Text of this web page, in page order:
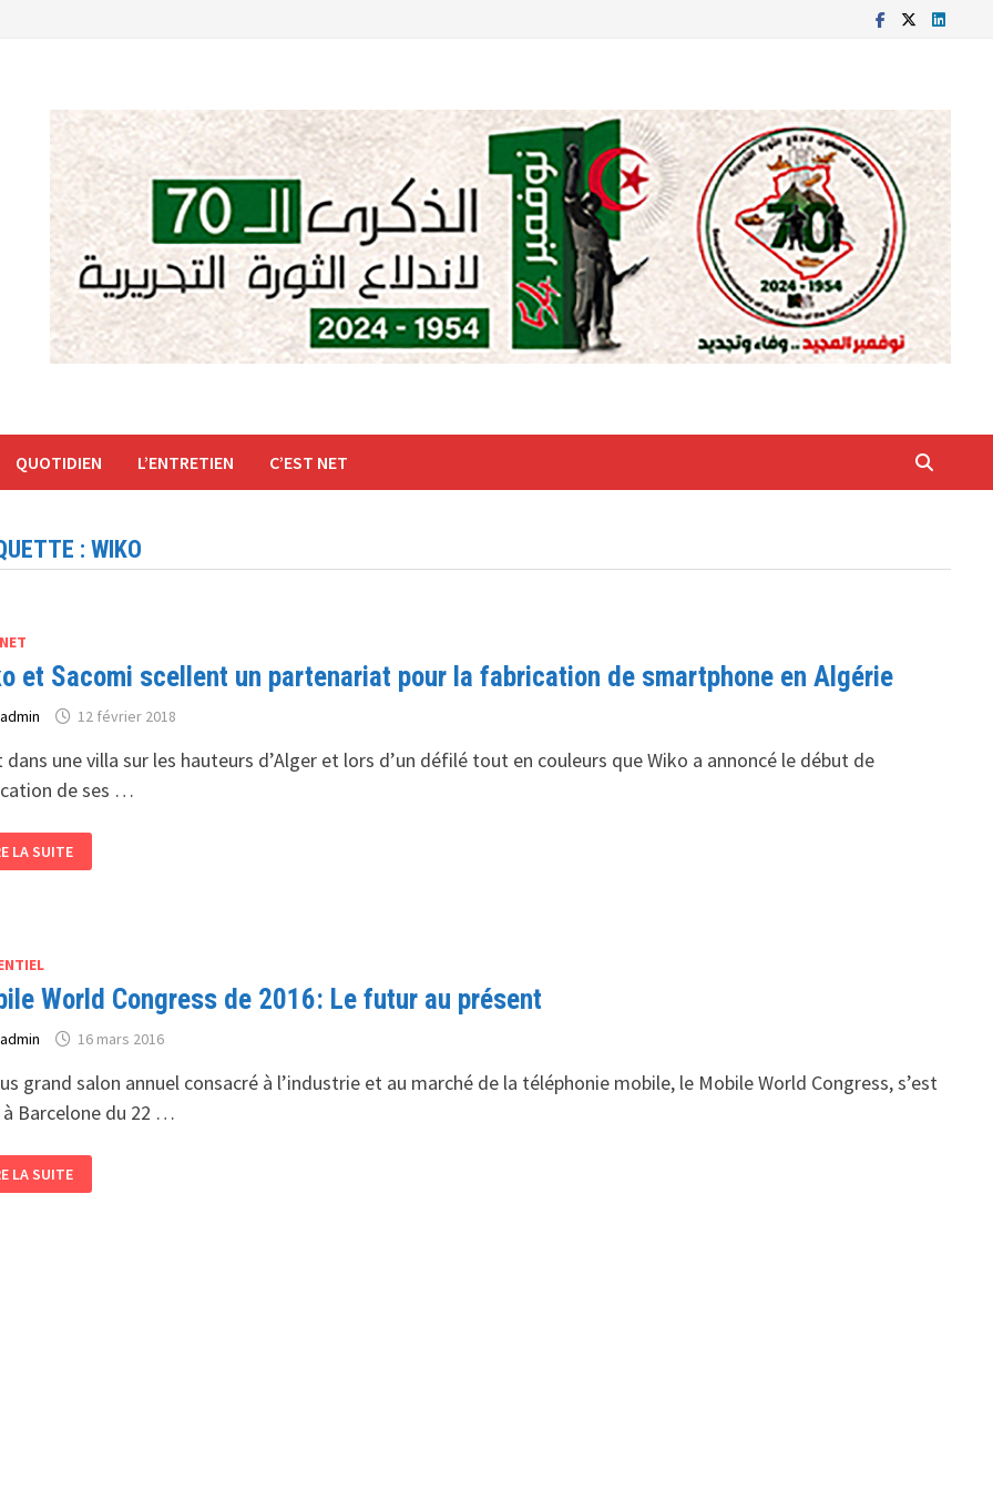
QUOTIDIEN L’ENTRETIEN C’EST NET
:WIKO
et Sacomi scellent un partenariat pour la fabrication de smartphone en Algérie
admin 12 février 2018
dans une villa sur les hauteurs d’Alger et lors d’un défilé tout en couleurs que Wiko a annoncé le début de
de ses …
LA SUITE
World Congress de 2016: Le futur au présent
admin 16 mars 2016
grand salon annuel consacré à l’industrie et au marché de la téléphonie mobile, le Mobile World Congress, s’est
Barcelone du 22 …
LA SUITE